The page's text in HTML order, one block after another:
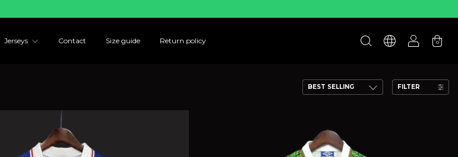
Jerseys Contact Size guide Return policy 0
FILTER